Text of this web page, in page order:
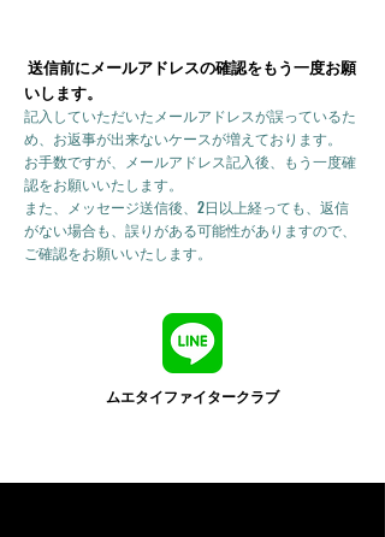
送信前にメールアドレスの確認をもう一度お願
いします。
記入していただいたメールアドレスが誤っているた
め、お返事が出来ないケースが増えております。
お手数ですが、メールアドレス記入後、もう一度確
認をお願いいたします。
また、メッセージ送信後、2日以上経っても、返信
がない場合も、誤りがある可能性がありますので、
ご確認をお願いいたします。
ムエタイファイタークラブ